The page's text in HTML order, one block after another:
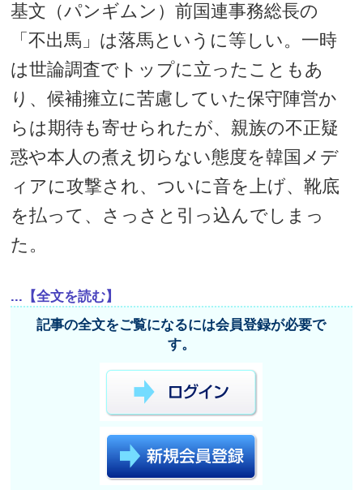
基文（パンギムン）前国連事務総長の
「不出馬」は落馬というに等しい。一時
は世論調査でトップに立ったこともあ
り、候補擁立に苦慮していた保守陣営か
らは期待も寄せられたが、親族の不正疑
惑や本人の煮え切らない態度を韓国メデ
ィアに攻撃され、ついに音を上げ、靴底
を払って、さっさと引っ込んでしまっ
た。
...【全文を読む】
記事の全文をご覧になるには会員登録が必要で
す。